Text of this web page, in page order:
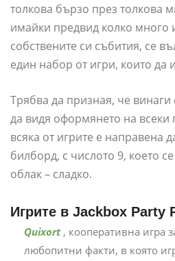
толкова бързо през толкова
имайки предвид колко много
собствените си събития, се
един набор от игри, които да
Трябва да призная, че
да видя оформянето на всеки
всяка от игрите е направена
билборд, с числото 9, което
облак – сладко.
Игрите в Jackbox Party
Quixort , кооперативна игра
любопитни факти, в която